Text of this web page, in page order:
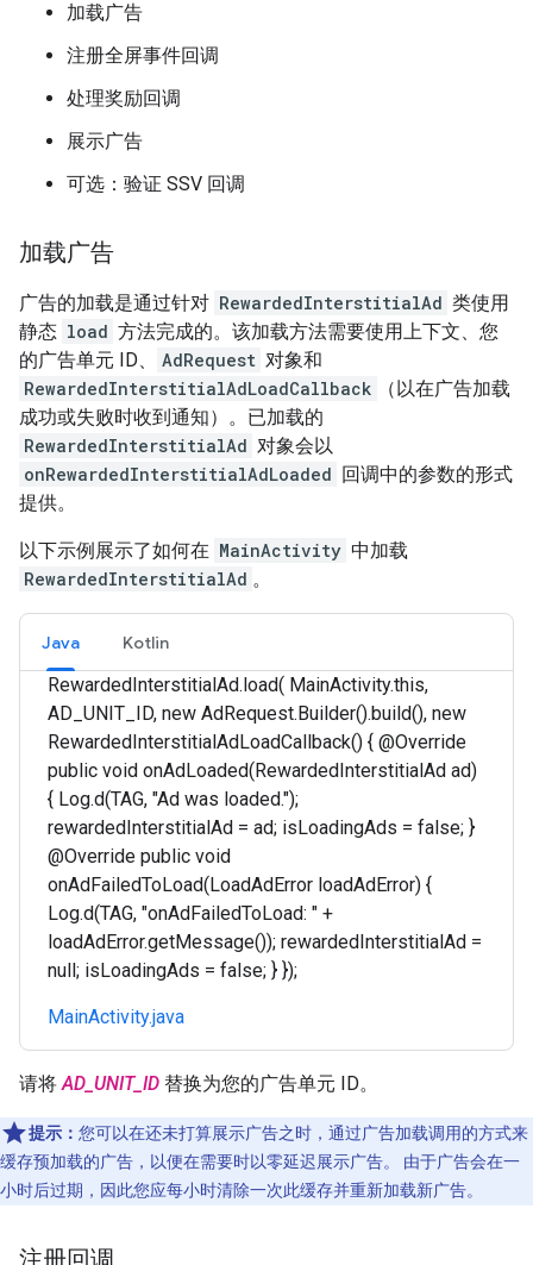
加载广告
注册全屏事件回调
处理奖励回调
展示广告
可选：验证 SSV 回调
加载广告
广告的加载是通过针对 RewardedInterstitialAd 类使用
静态 load 方法完成的。该加载方法需要使用上下文、您
的广告单元 ID、
AdRequest 对象和
RewardedInterstitialAdLoadCallback
（以在广告加载
成功或失败时收到通知）。已加载的
RewardedInterstitialAd 对象会以
onRewardedInterstitialAdLoaded 回调中的参数的形式
提供。
以下示例展示了如何在 MainActivity 中加载
RewardedInterstitialAd 。
Java Kotlin
RewardedInterstitialAd.load( MainActivity.this,
AD_UNIT_ID, new AdRequest.Builder().build(), new
RewardedInterstitialAdLoadCallback() { @Override
public void onAdLoaded(RewardedInterstitialAd ad)
{ Log.d(TAG, "Ad was loaded.");
rewardedInterstitialAd = ad; isLoadingAds = false; }
@Override public void
onAdFailedToLoad(LoadAdError loadAdError) {
Log.d(TAG, "onAdFailedToLoad: " +
loadAdError.getMessage()); rewardedInterstitialAd =
null; isLoadingAds = false; } });
MainActivity.java
请将AD_UNIT_ID 替换为您的广告单元 ID。
提示： 您可以在还未打算展示广告之时，通过广告加载调用的方式来
缓存预加载的广告，以便在需要时以零延迟展示广告。 由于广告会在一
小时后过期，因此您应每小时清除一次此缓存并重新加载新广告。